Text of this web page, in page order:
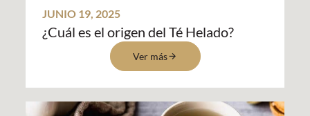
JUNIO 19, 2025
¿Cuál es el origen del Té Helado?
Ver más